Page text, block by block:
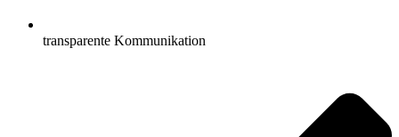
transparente Kommunikation